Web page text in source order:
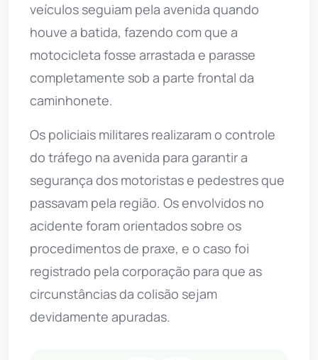
veículos seguiam pela avenida quando
houve a batida, fazendo com que a
motocicleta fosse arrastada e parasse
completamente sob a parte frontal da
caminhonete.
Os policiais militares realizaram o controle
do tráfego na avenida para garantir a
segurança dos motoristas e pedestres que
passavam pela região. Os envolvidos no
acidente foram orientados sobre os
procedimentos de praxe, e o caso foi
registrado pela corporação para que as
circunstâncias da colisão sejam
devidamente apuradas.